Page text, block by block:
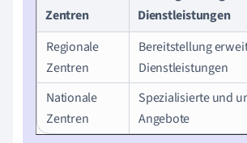
Zentren
Dienstleistungen
Regionale
Zentren
Bereitstellung
Dienstleistungen
Nationale
Zentren
Spezialisierte und
Angebote